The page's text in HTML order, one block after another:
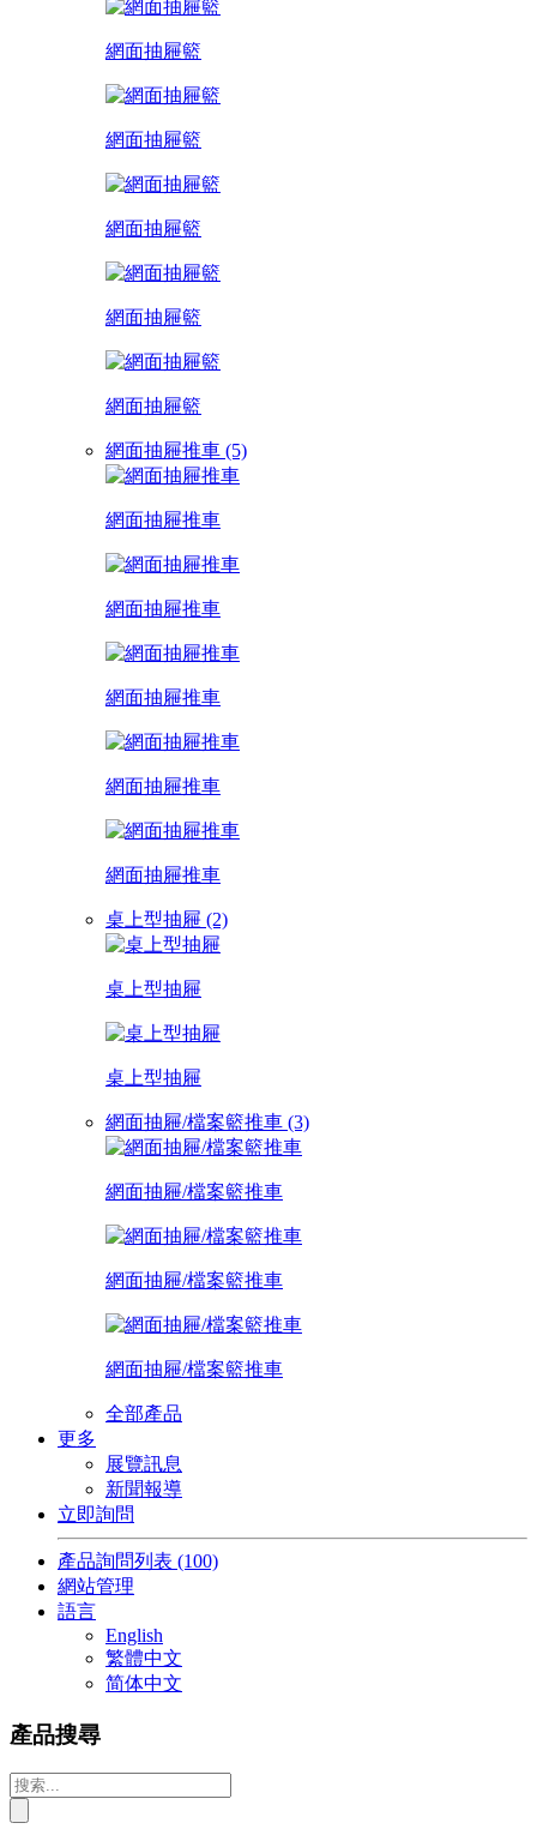
網面抽屜籃
網面抽屜籃
網面抽屜籃
網面抽屜籃
網面抽屜籃
網面抽屜推車 (5)
網面抽屜推車
網面抽屜推車
網面抽屜推車
網面抽屜推車
網面抽屜推車
桌上型抽屜 (2)
桌上型抽屜
桌上型抽屜
網面抽屜/檔案籃推車 (3)
網面抽屜/檔案籃推車
網面抽屜/檔案籃推車
網面抽屜/檔案籃推車
全部產品
更多
展覽訊息
新聞報導
立即詢問
產品詢問列表 (100)
網站管理
語言
English
繁體中文
简体中文
產品搜尋